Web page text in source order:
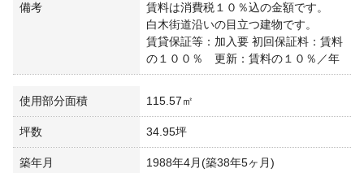
備考
賃料は消費税１０％込の金額です。
白木街道沿いの目立つ建物です。
賃貸保証等：加入要 初回保証料：賃料
の１００％ 更新：賃料の１０％／年
使用部分面積 115.57㎡
坪数 34.95坪
築年月 1988年4月(築38年5ヶ月)